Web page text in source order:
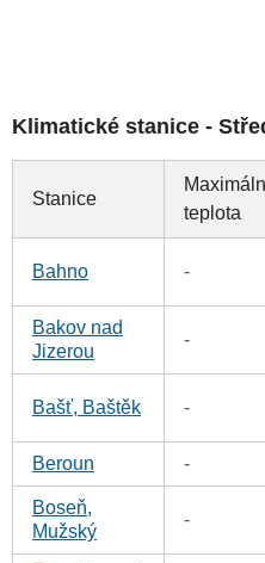
Klimatické stanice -
Stanice
teplota
Bahno -
Bakov nad
Jizerou
-
Bašť, Baštěk -
Beroun -
Boseň,
Mužský
-